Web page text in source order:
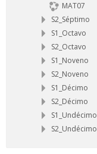
MAT07
S2_Séptimo
S1_Octavo
S2_Octavo
S1_Noveno
S2_Noveno
S1_Décimo
S2_Décimo
S1_Undécimo
S2_Undécimo